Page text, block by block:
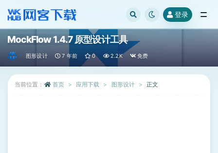
登录
MockFlow 1.4.7 原型设计工具
图形设计 7 年前 0 2.2K 免费
当前位置： 首页 应用下载 图形设计 正文
全部